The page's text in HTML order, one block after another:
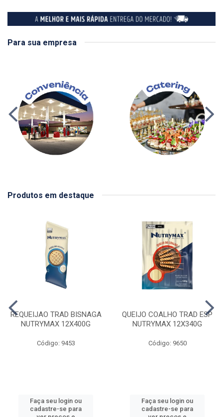
Para sua empresa
Produtos em destaque
REQUEIJAO TRAD BISNAGA
NUTRYMAX 12X400G
Código: 9453
Faça seu login ou
cadastre-se para
QUEIJO COALHO TRAD ESP
NUTRYMAX 12X340G
Código: 9650
Faça seu login ou
cadastre-se para